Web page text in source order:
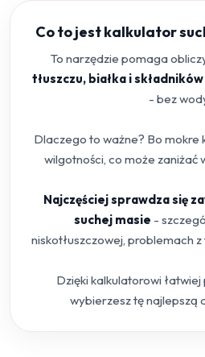
Co to jest kalkulator
To narzędzie pomaga
tłuszczu, białka i
- bez
Dlaczego to ważne? Bo mokre
wilgotności, co może zaniżać
Najczęściej sprawdza się
suchej masie -
niskotłuszczowej, problemach
Dzięki kalkulatorowi
wybierzesz tę najlepszą